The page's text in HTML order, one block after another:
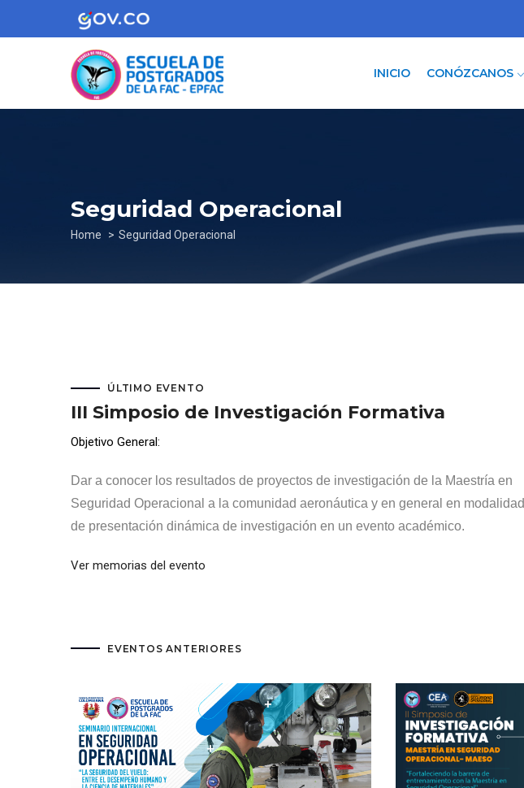
INICIO CONÓZCANOS
Seguridad Operacional
Breadcrumb
Home Seguridad Operacional
ÚLTIMO EVENTO
III Simposio de Investigación Formativa
Objetivo General:
Dar a conocer los resultados de proyectos de investigación de la Maestría en
Seguridad Operacional a la comunidad aeronáutica y en general en modalidad
de presentación dinámica de investigación en un evento académico.
Ver memorias del evento
EVENTOS ANTERIORES